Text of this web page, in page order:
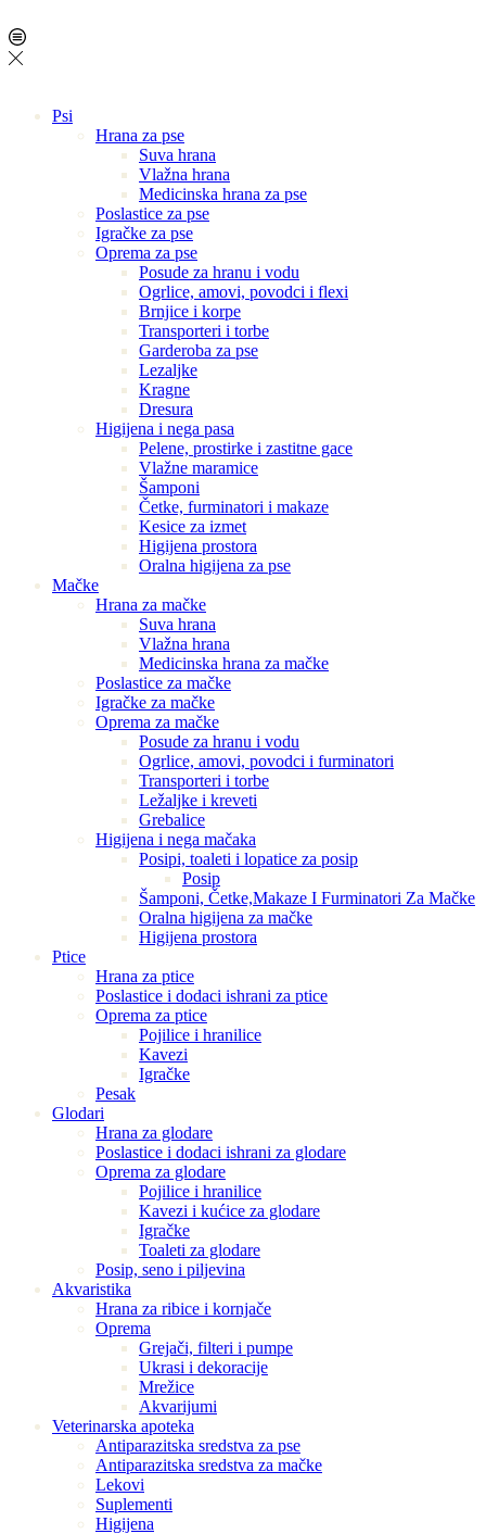
Psi
Hrana za pse
Suva hrana
Vlažna hrana
Medicinska hrana za pse
Poslastice za pse
Igračke za pse
Oprema za pse
Posude za hranu i vodu
Ogrlice, amovi, povodci i flexi
Brnjice i korpe
Transporteri i torbe
Garderoba za pse
Lezaljke
Kragne
Dresura
Higijena i nega pasa
Pelene, prostirke i zastitne gace
Vlažne maramice
Šamponi
Četke, furminatori i makaze
Kesice za izmet
Higijena prostora
Oralna higijena za pse
Mačke
Hrana za mačke
Suva hrana
Vlažna hrana
Medicinska hrana za mačke
Poslastice za mačke
Igračke za mačke
Oprema za mačke
Posude za hranu i vodu
Ogrlice, amovi, povodci i furminatori
Transporteri i torbe
Ležaljke i kreveti
Grebalice
Higijena i nega mačaka
Posipi, toaleti i lopatice za posip
Posip
Šamponi, Četke,Makaze I Furminatori Za Mačke
Oralna higijena za mačke
Higijena prostora
Ptice
Hrana za ptice
Poslastice i dodaci ishrani za ptice
Oprema za ptice
Pojilice i hranilice
Kavezi
Igračke
Pesak
Glodari
Hrana za glodare
Poslastice i dodaci ishrani za glodare
Oprema za glodare
Pojilice i hranilice
Kavezi i kućice za glodare
Igračke
Toaleti za glodare
Posip, seno i piljevina
Akvaristika
Hrana za ribice i kornjače
Oprema
Grejači, filteri i pumpe
Ukrasi i dekoracije
Mrežice
Akvarijumi
Veterinarska apoteka
Antiparazitska sredstva za pse
Antiparazitska sredstva za mačke
Lekovi
Suplementi
Higijena